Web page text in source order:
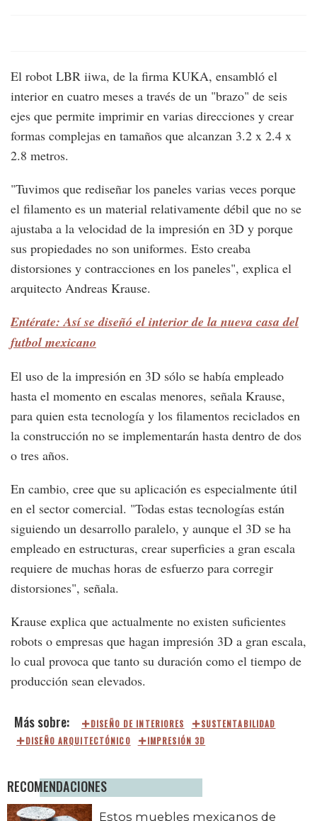
El robot LBR iiwa, de la firma KUKA, ensambló el
interior en cuatro meses a través de un "brazo" de seis
ejes que permite imprimir en varias direcciones y crear
formas complejas en tamaños que alcanzan 3.2 x 2.4 x
2.8 metros.
"Tuvimos que rediseñar los paneles varias veces porque
el filamento es un material relativamente débil que no se
ajustaba a la velocidad de la impresión en 3D y porque
sus propiedades no son uniformes. Esto creaba
distorsiones y contracciones en los paneles", explica el
arquitecto Andreas Krause.
Entérate: Así se diseñó el interior de la nueva casa del
futbol mexicano
El uso de la impresión en 3D sólo se había empleado
hasta el momento en escalas menores, señala Krause,
para quien esta tecnología y los filamentos reciclados en
la construcción no se implementarán hasta dentro de dos
o tres años.
En cambio, cree que su aplicación es especialmente útil
en el sector comercial. "Todas estas tecnologías están
siguiendo un desarrollo paralelo, y aunque el 3D se ha
empleado en estructuras, crear superficies a gran escala
requiere de muchas horas de esfuerzo para corregir
distorsiones", señala.
Krause explica que actualmente no existen suficientes
robots o empresas que hagan impresión 3D a gran escala,
lo cual provoca que tanto su duración como el tiempo de
producción sean elevados.
DISEÑO DE INTERIORES
SUSTENTABILIDAD
DISEÑO ARQUITECTÓNICO
IMPRESIÓN 3D
RECOMENDACIONES
Estos muebles mexicanos de